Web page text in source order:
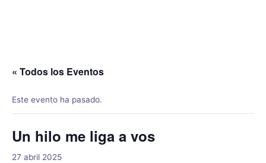
« Todos los Eventos
Este evento ha pasado.
Un hilo me liga a vos
27 abril 2025